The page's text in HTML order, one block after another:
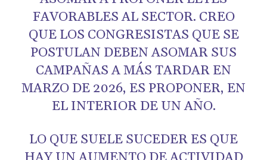
FAVORABLES AL SECTOR. CREO
QUE LOS CONGRESISTAS QUE SE
POSTULAN DEBEN ASOMAR SUS
CAMPAÑAS A MÁS TARDAR EN
MARZO DE 2026, ES PROPONER, EN
EL INTERIOR DE UN AÑO.
LO QUE SUELE SUCEDER ES QUE